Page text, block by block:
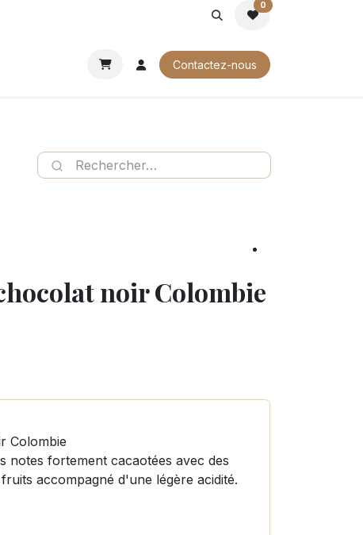
0
Contactez-nous
noir Colombie
Colombie
notes fortement cacaotées avec des
accompagné d'une légère acidité.